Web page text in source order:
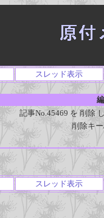
スレッド表示
記事No.45469 を 削除
削除キ
スレッド表示